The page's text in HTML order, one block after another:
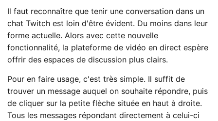
Il faut reconnaître que tenir une conversation dans un
chat Twitch est loin d'être évident. Du moins dans leur
forme actuelle. Alors avec cette nouvelle
fonctionnalité, la plateforme de vidéo en direct espère
offrir des espaces de discussion plus clairs.
Pour en faire usage, c'est très simple. Il suffit de
trouver un message auquel on souhaite répondre, puis
de cliquer sur la petite flèche située en haut à droite.
Tous les messages répondant directement à celui-ci